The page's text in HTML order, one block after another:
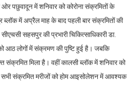
पछुवादून में शनिवार को कोरोना संक्रमितों के
में अप्रैल माह के बाद पहली बार संक्रमितों की
सहसपुर की प्रभारी चिकित्साधिकारी डा.
को आठ लोगों में संक्रमण की पुष्टि हुई है। जबकि
संक्रमित मिला है। वहीं कालसी ब्लॉक में शनिवार को
सभी संक्रमित मरीजों को होम आइसोलेशन में आवश्यक